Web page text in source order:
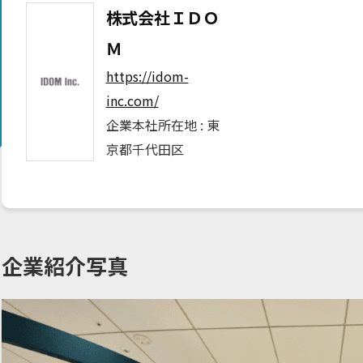
株式会社ＩＤＯ
Ｍ
https://idom-
inc.com/
企業本社所在地 : 東
京都千代田区
企業紹介写真